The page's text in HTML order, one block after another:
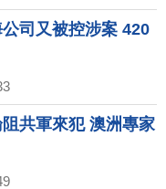
司又被控涉案 420
共軍來犯 澳洲專家